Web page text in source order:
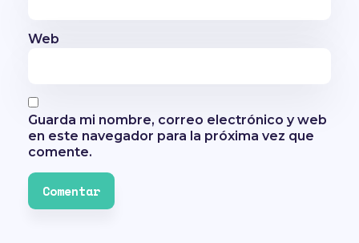
Web
Guarda mi nombre, correo electrónico y web
en este navegador para la próxima vez que
comente.